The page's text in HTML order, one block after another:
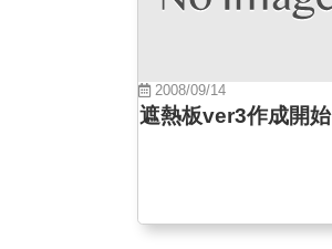
2008/09/14
遮熱板ver3作成開始